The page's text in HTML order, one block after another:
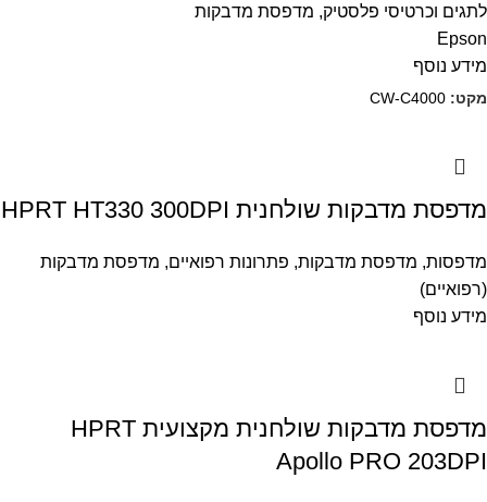
לתגים וכרטיסי פלסטיק, מדפסת מדבקות
Epson
מידע נוסף
מקט: CW-C4000
מדפסת מדבקות שולחנית HPRT HT330 300DPI
מדפסות, מדפסת מדבקות, פתרונות רפואיים, מדפסת מדבקות
(רפואיים)
מידע נוסף
מדפסת מדבקות שולחנית מקצועית HPRT
Apollo PRO 203DPI